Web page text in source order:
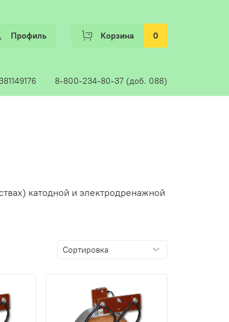
Профиль Корзина 0
8-800-234-80-37 (доб. 088)
катодной и электродренажной